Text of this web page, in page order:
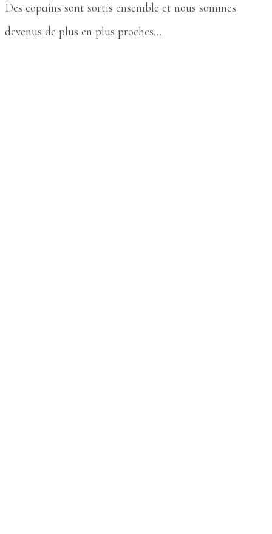
Des copains sont sortis ensemble et nous sommes
devenus de plus en plus proches…